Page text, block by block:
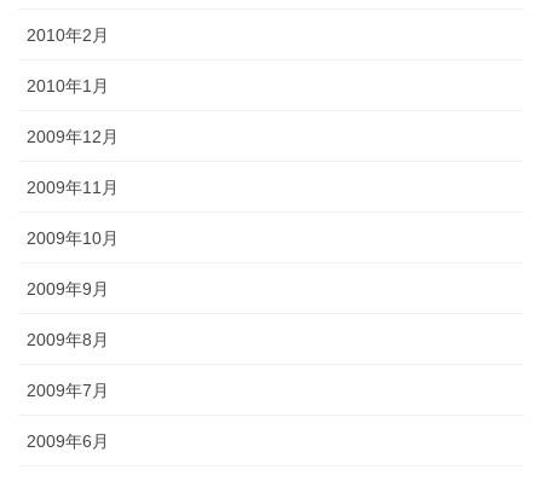
2010年2月
2010年1月
2009年12月
2009年11月
2009年10月
2009年9月
2009年8月
2009年7月
2009年6月